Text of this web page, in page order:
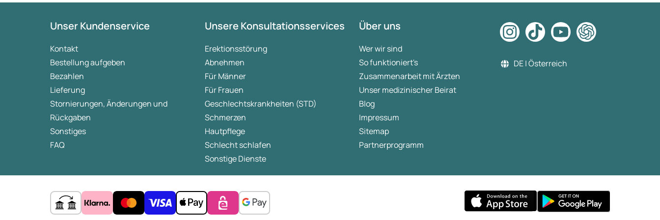
Unser Kundenservice
Kontakt
Bestellung aufgeben
Bezahlen
Lieferung
Stornierungen, Änderungen und
Rückgaben
Sonstiges
FAQ
Unsere Konsultationsservices
Erektionsstörung
Abnehmen
Für Männer
Für Frauen
Geschlechtskrankheiten (STD)
Schmerzen
Hautpflege
Schlecht schlafen
Sonstige Dienste
Über uns
Wer wir sind
So funktioniert's
Zusammenarbeit mit Ärzten
Unser medizinischer Beirat
Blog
Impressum
Sitemap
Partnerprogramm
DE | Österreich